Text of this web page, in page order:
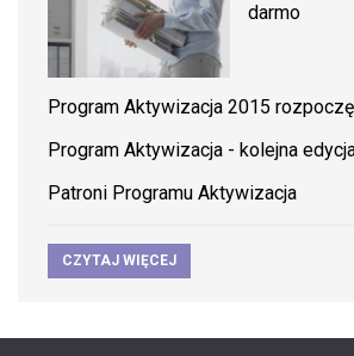
darmo
Program Aktywizacja 2015
Program Aktywizacja - kolejna
Patroni Programu Aktywizacja
CZYTAJ WIĘCEJ